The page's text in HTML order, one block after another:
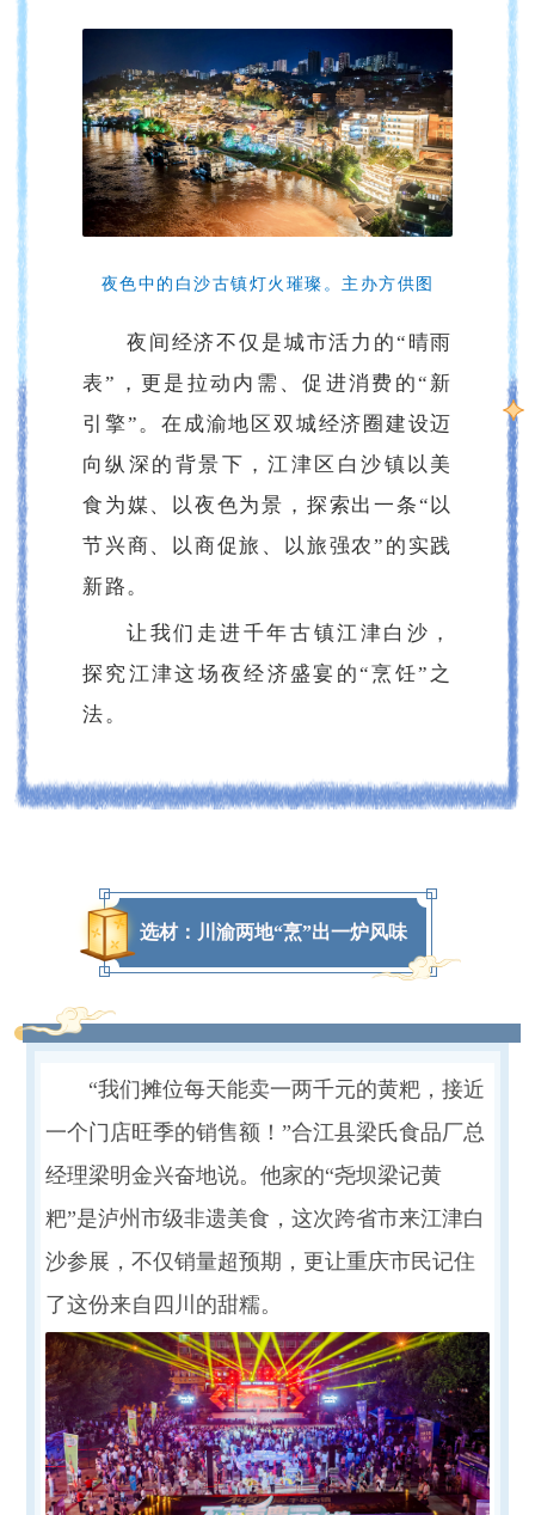
夜色中的白沙古镇灯火璀璨。主办方供图
夜间经济不仅是城市活力的“晴雨
表”，更是拉动内需、促进消费的“新
引擎”。在成渝地区双城经济圈建设迈
向纵深的背景下，江津区白沙镇以美
食为媒、以夜色为景，探索出一条“以
节兴商、以商促旅、以旅强农”的实践
新路。
让我们走进千年古镇江津白沙，
探究江津这场夜经济盛宴的“烹饪”之
法。
选材：川渝两地“烹”出一炉风味
“我们摊位每天能卖一两千元的黄粑，接近
一个门店旺季的销售额！”合江县梁氏食品厂总
经理梁明金兴奋地说。他家的“尧坝梁记黄
粑”是泸州市级非遗美食，这次跨省市来江津白
沙参展，不仅销量超预期，更让重庆市民记住
了这份来自四川的甜糯。